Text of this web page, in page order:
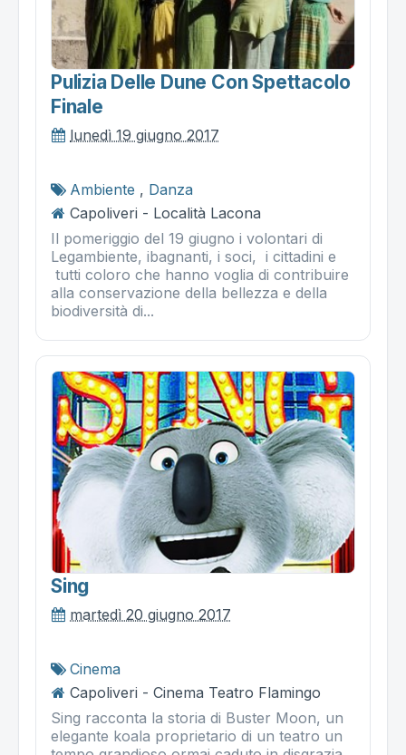
Pulizia Delle Dune Con Spettacolo
Finale
lunedì 19 giugno 2017
Ambiente , Danza
Capoliveri - Località Lacona
Il pomeriggio del 19 giugno i volontari di
Legambiente, ibagnanti, i soci, i cittadini e
tutti coloro che hanno voglia di contribuire
alla conservazione della bellezza e della
biodiversità di...
Sing
martedì 20 giugno 2017
Cinema
Capoliveri - Cinema Teatro Flamingo
Sing racconta la storia di Buster Moon, un
elegante koala proprietario di un teatro un